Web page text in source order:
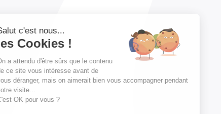
Salut c'est nous...
les Cookies !
On a attendu d'être sûrs que le contenu
de ce site vous intéresse avant de
vous déranger, mais on aimerait bien vous accompagner pendant
votre visite...
C'est OK pour vous ?